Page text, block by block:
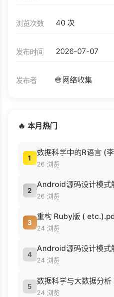
浏览次数 40 次
发布时间 2026-07-07
发布者 🌐 网络收集
🔥 本月热门
1
26 浏览
2
26 浏览
3
重构 Ruby版 (
24 浏览
4
24 浏览
5
24 浏览